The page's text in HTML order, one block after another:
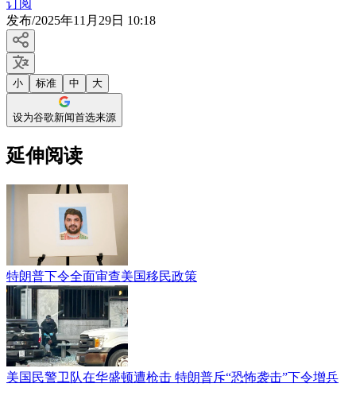
订阅
发布/2025年11月29日 10:18
小 标准 中 大
设为谷歌新闻首选来源
延伸阅读
特朗普下令全面审查美国移民政策
美国民警卫队在华盛顿遭枪击 特朗普斥“恐怖袭击”下令增兵